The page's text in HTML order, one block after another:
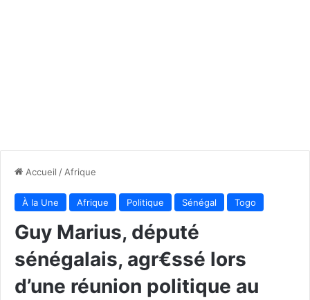
Accueil / Afrique
À la Une Afrique Politique Sénégal Togo
Guy Marius, député
sénégalais, agr€ssé lors
d’une réunion politique au